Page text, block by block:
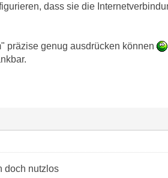
dass sie die
präzise genug ausdrücken können
doch nutzlos